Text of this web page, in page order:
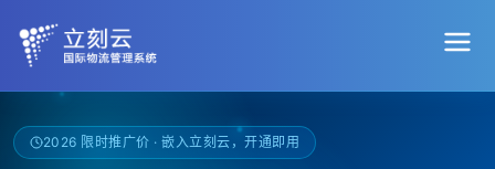
2026 限时推广价 · 嵌入立刻云，开通即用